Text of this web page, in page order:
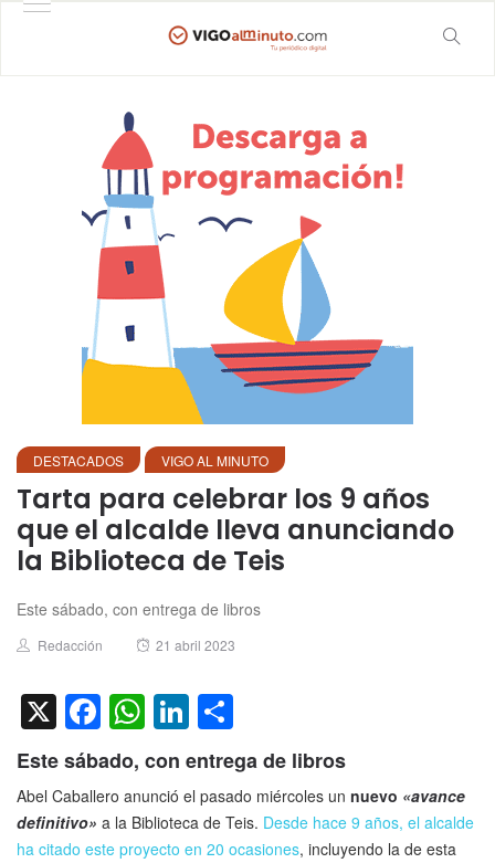
DESTACADOS VIGO AL MINUTO
Tarta para celebrar los 9 años
que el alcalde lleva anunciando
la Biblioteca de Teis
Este sábado, con entrega de libros
Author
Redacción
Posted
21 abril 2023
X Facebook
WhatsApp
LinkedIn
Este sábado, con entrega de libros
Abel Caballero anunció el pasado miércoles un nuevo «avance
definitivo» a la Biblioteca de Teis. Desde hace 9 años, el alcalde
ha citado este proyecto en 20 ocasiones, incluyendo la de esta